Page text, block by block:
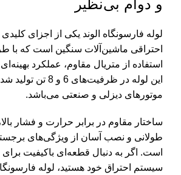
و دوام بی‌نظیر
لوله فارسونگاه الوند یکی از اجزای
احتراقی ماشین‌آلات سنگین است که با
استفاده از متریال مقاوم، عملکرد
این لوله در
موتورهای دیزلی و صنعتی می‌باشد.
ساختار مقاوم در برابر حرارت و فشار
طولانی و نصب آسان از ویژگی‌های
است. اگر به دنبال قطعه‌ای باکیفیت برای
سیستم احتراق خود هستید، لوله فارسونگاه